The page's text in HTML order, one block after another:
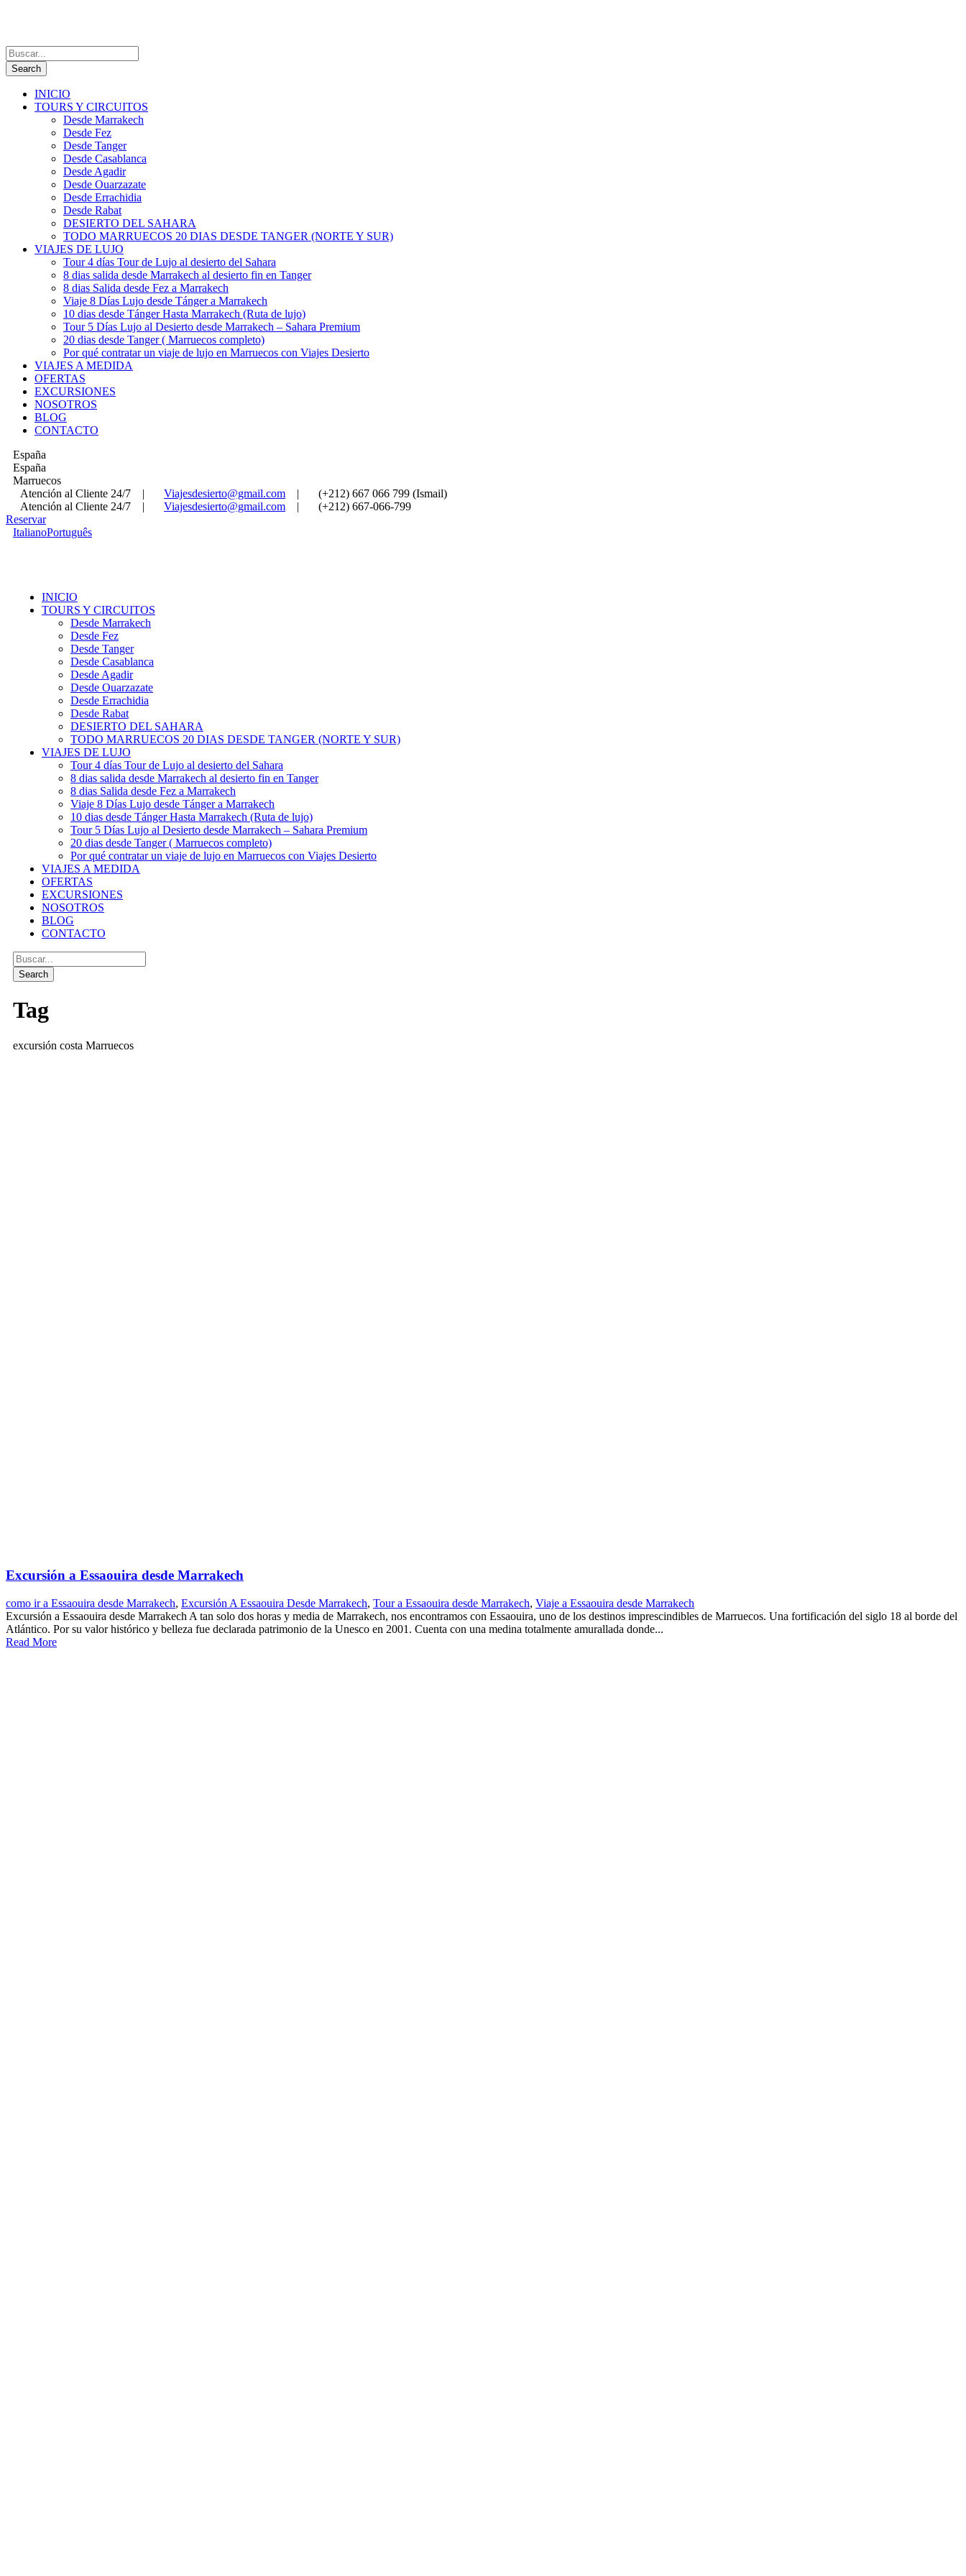
INICIO
TOURS Y CIRCUITOS
Desde Marrakech
Desde Fez
Desde Tanger
Desde Casablanca
Desde Agadir
Desde Ouarzazate
Desde Errachidia
Desde Rabat
DESIERTO DEL SAHARA
TODO MARRUECOS 20 DIAS DESDE TANGER (NORTE Y SUR)
VIAJES DE LUJO
Tour 4 días Tour de Lujo al desierto del Sahara
8 dias salida desde Marrakech al desierto fin en Tanger
8 dias Salida desde Fez a Marrakech
Viaje 8 Días Lujo desde Tánger a Marrakech
10 dias desde Tánger Hasta Marrakech (Ruta de lujo)
Tour 5 Días Lujo al Desierto desde Marrakech – Sahara Premium
20 dias desde Tanger ( Marruecos completo)
Por qué contratar un viaje de lujo en Marruecos con Viajes Desierto
VIAJES A MEDIDA
OFERTAS
EXCURSIONES
NOSOTROS
BLOG
CONTACTO
España
España
Marruecos
Atención al Cliente 24/7
| Viajesdesierto@gmail.com |
(+212) 667 066 799 (Ismail)
Atención al Cliente 24/7
| Viajesdesierto@gmail.com |
(+212) 667-066-799
Reservar
ItalianoPortuguês
INICIO
TOURS Y CIRCUITOS
Desde Marrakech
Desde Fez
Desde Tanger
Desde Casablanca
Desde Agadir
Desde Ouarzazate
Desde Errachidia
Desde Rabat
DESIERTO DEL SAHARA
TODO MARRUECOS 20 DIAS DESDE TANGER (NORTE Y SUR)
VIAJES DE LUJO
Tour 4 días Tour de Lujo al desierto del Sahara
8 dias salida desde Marrakech al desierto fin en Tanger
8 dias Salida desde Fez a Marrakech
Viaje 8 Días Lujo desde Tánger a Marrakech
10 dias desde Tánger Hasta Marrakech (Ruta de lujo)
Tour 5 Días Lujo al Desierto desde Marrakech – Sahara Premium
20 dias desde Tanger ( Marruecos completo)
Por qué contratar un viaje de lujo en Marruecos con Viajes Desierto
VIAJES A MEDIDA
OFERTAS
EXCURSIONES
NOSOTROS
BLOG
CONTACTO
Tag
excursión costa Marruecos
Excursión a Essaouira desde Marrakech
como ir a Essaouira desde Marrakech, Excursión A Essaouira Desde Marrakech, Tour a Essaouira desde Marrakech, Viaje a Essaouira desde Marrakech
Excursión a Essaouira desde Marrakech A tan solo dos horas y media de Marrakech, nos encontramos con Essaouira, uno de los destinos imprescindibles de Marruecos. Una fortificación del siglo 18 al borde del
Atlántico. Por su valor histórico y belleza fue declarada patrimonio de la Unesco en 2001. Cuenta con una medina totalmente amurallada donde...
Read More